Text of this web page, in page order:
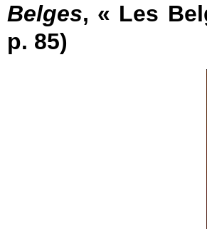
Belges, « Les
p. 85)